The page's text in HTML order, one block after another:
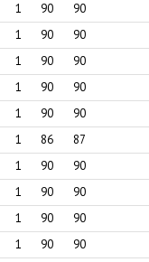
1 90
90
1 90
90
1 90
90
1 90
90
1 90
90
1 86
87
1 90
90
1 90
90
1 90
90
1 90
90